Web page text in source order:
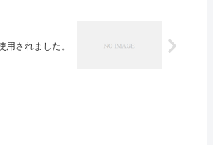
用されました。